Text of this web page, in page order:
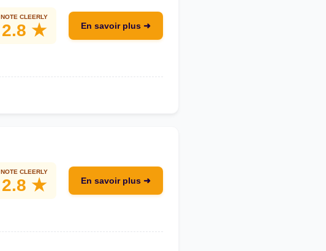
NOTE CLEERLY
2.8 ★ En savoir plus ➜
NOTE CLEERLY
2.8 ★ En savoir plus ➜